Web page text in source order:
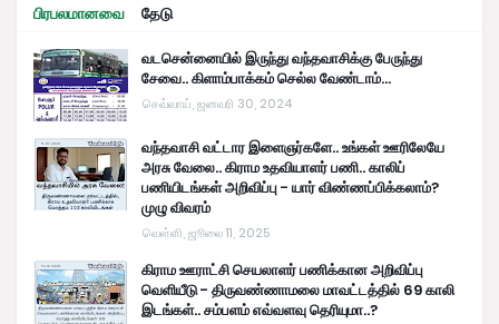
பிரபலமானவை தேடு
வடசென்னையில் இருந்து வந்தவாசிக்கு பேருந்து
சேவை.. கிளாம்பாக்கம் செல்ல வேண்டாம்...
செவ்வாய், ஜனவரி 30, 2024
வந்தவாசி வட்டார இளைஞர்களே.. உங்கள் ஊரிலேயே
அரசு வேலை.. கிராம உதவியாளர் பணி.. காலிப்
பணியிடங்கள் அறிவிப்பு - யார் விண்ணப்பிக்கலாம்?
முழு விவரம்
வெள்ளி, ஜூலை 11, 2025
கிராம ஊராட்சி செயலாளர் பணிக்கான அறிவிப்பு
வெளியீடு - திருவண்ணாமலை மாவட்டத்தில் 69 காலி
இடங்கள்.. சம்பளம் எவ்வளவு தெரியுமா..?